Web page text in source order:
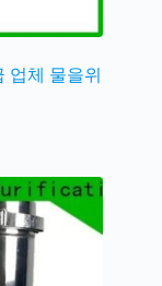
업체 물을위